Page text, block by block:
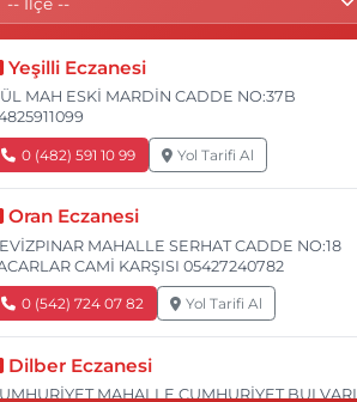
Yeşilli Eczanesi
MAH ESKİ MARDİN CADDE NO:37B
0 (482) 591 10 99 Yol Tarifi Al
Oran Eczanesi
MAHALLE SERHAT CADDE NO:18
CAMİ KARŞISI 05427240782
0 (542) 724 07 82 Yol Tarifi Al
Dilber Eczanesi
MAHALLE CUMHURİYET BULVARI